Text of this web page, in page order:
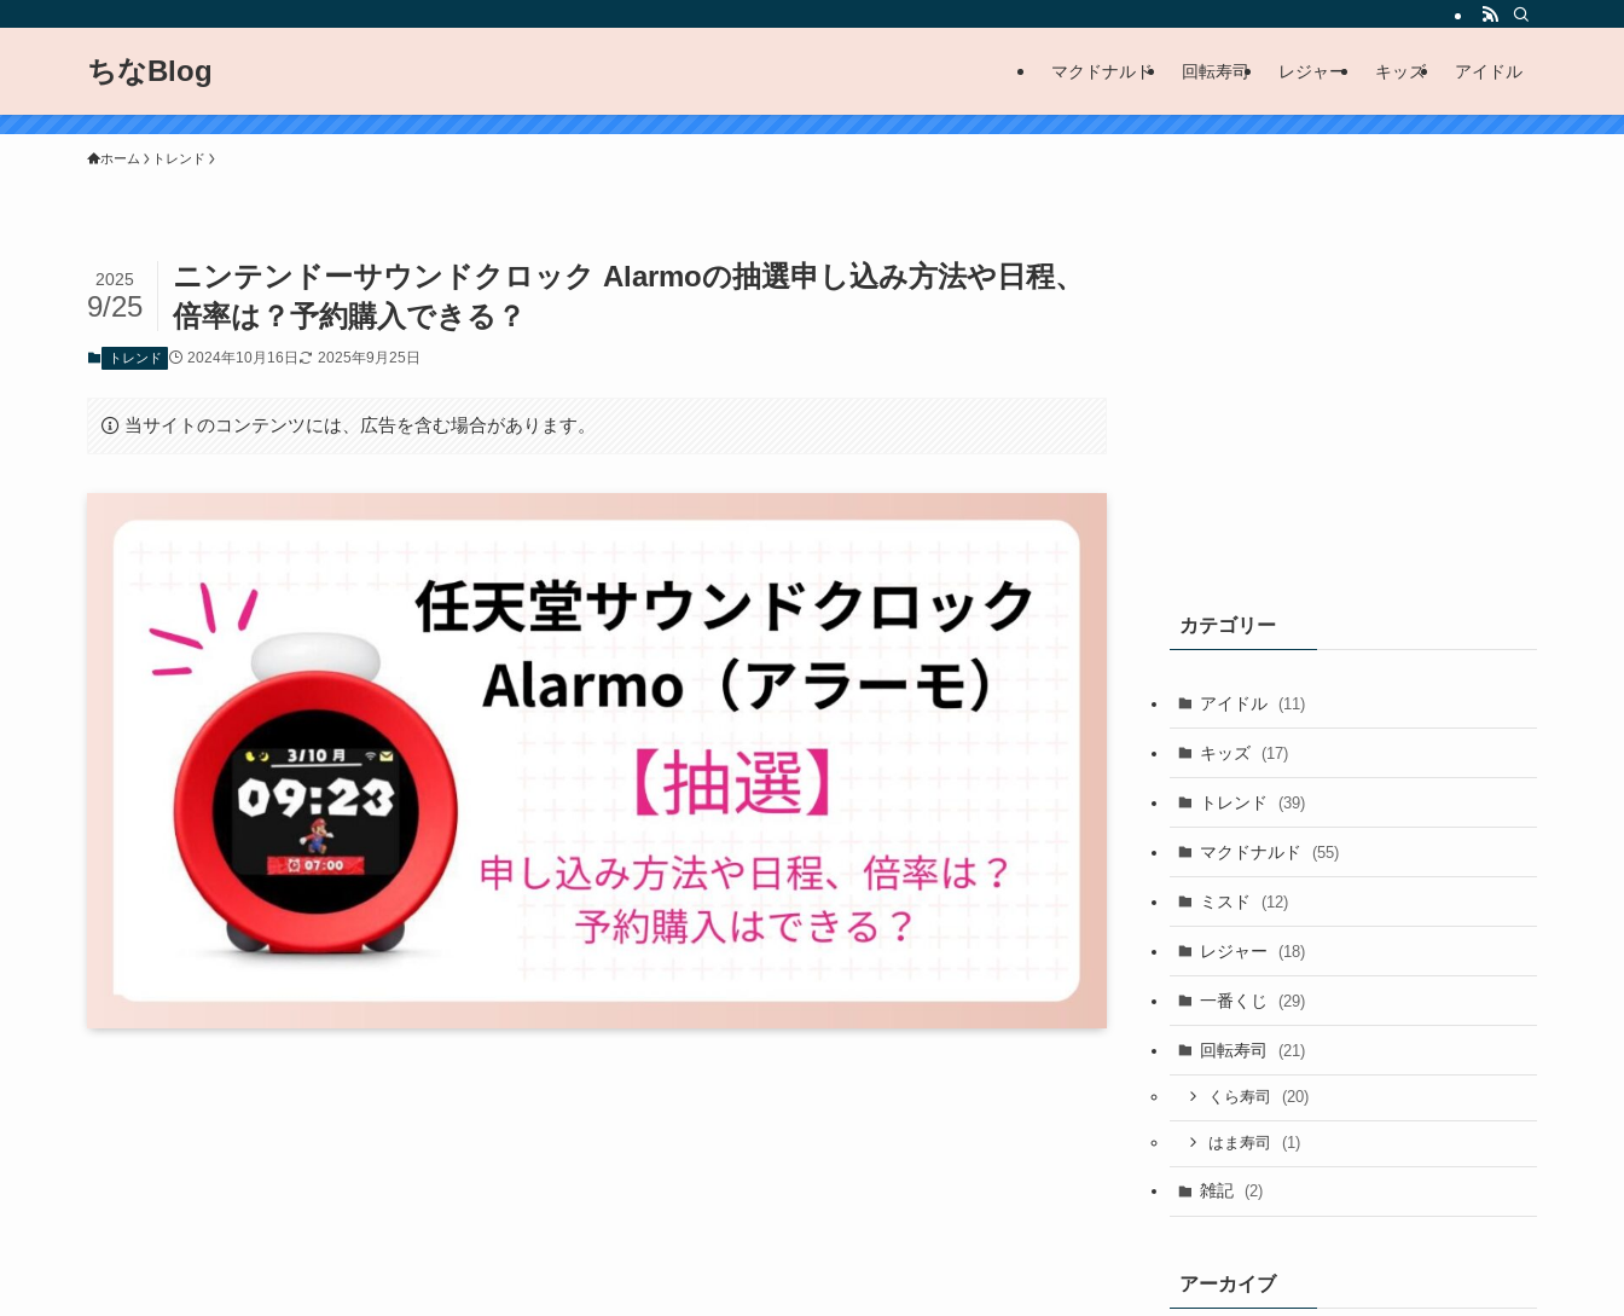
ちなBlog マクドナルド 回転寿司 レジャー キッズ アイドル
ホーム トレンド
ニンテンドーサウンドクロック Alarmoの抽選申し込み方法や日程、
倍率は？予約購入できる？
2025
9/25
トレンド 2024年10月16日 2025年9月25日
当サイトのコンテンツには、広告を含む場合があります。
カテゴリー
アイドル (11)
キッズ (17)
トレンド (39)
マクドナルド (55)
ミスド (12)
レジャー (18)
一番くじ (29)
回転寿司 (21)
くら寿司 (20)
はま寿司 (1)
雑記 (2)
アーカイブ